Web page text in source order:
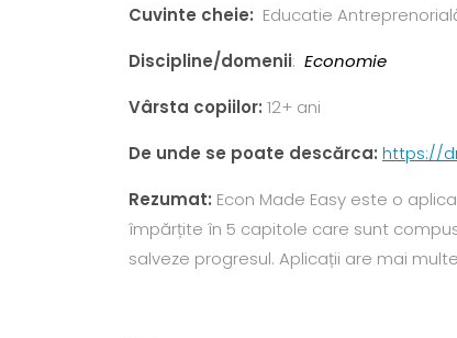
Cuvinte cheie: Educatie
Discipline/domenii: Economie
Vârsta copiilor: 12+ ani
De unde se poate descărca: https://
Rezumat: Econ Made Easy este o
împărțite în 5 capitole care sunt
salveze progresul. Aplicații are mai